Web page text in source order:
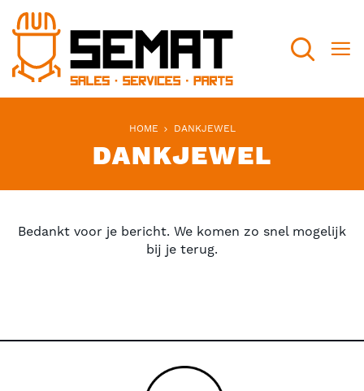
Search
HOME DANKJEWEL
DANKJEWEL
Bedankt voor je bericht. We komen zo snel mogelijk
bij je terug.